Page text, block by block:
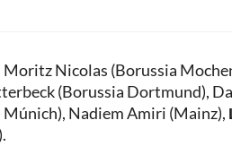
Nicolas (Borussia
(Borussia Dortmund),
Nadiem Amiri (Mainz),